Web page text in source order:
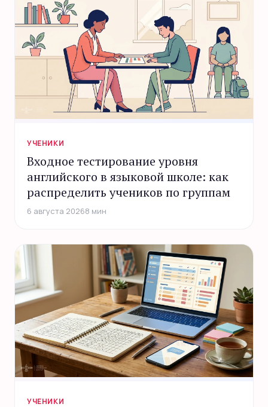
УЧЕНИКИ
Входное тестирование уровня
английского в языковой школе: как
распределить учеников по группам
6 августа 20268 мин
УЧЕНИКИ